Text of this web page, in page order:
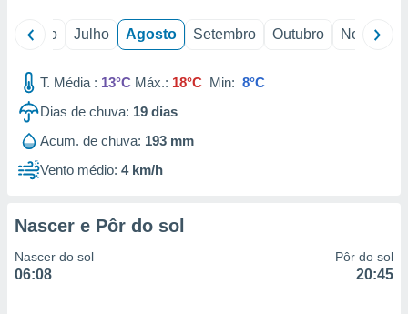
Junho Julho Agosto Setembro Outubro Novembro
T. Média : 13°C Máx.: 18°C Min: 8°C
Dias de chuva: 19 dias
Acum. de chuva: 193 mm
Vento médio: 4 km/h
Nascer e Pôr do sol
Nascer do sol
06:08
Pôr do sol
20:45